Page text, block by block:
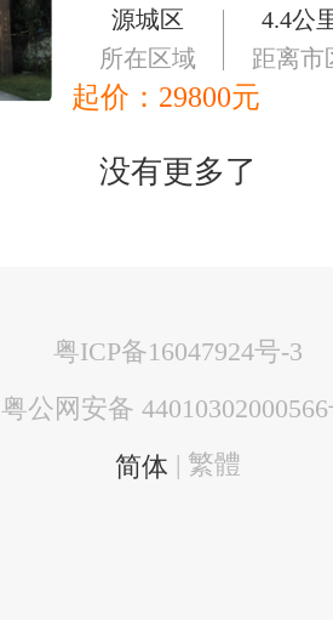
源城区
所在区域
4.4公
距离市
起价： 29800元
没有更多了
粤ICP备16047924号-3
粤公网安备
简体 | 繁體